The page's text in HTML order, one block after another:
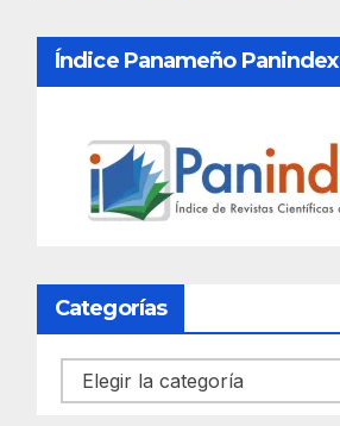
Índice Panameño Panindex
Categorías
Categorías